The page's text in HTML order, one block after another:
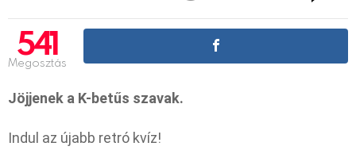
541
Megosztás
Jöjjenek a K-betűs szavak.
Indul az újabb retró kvíz!